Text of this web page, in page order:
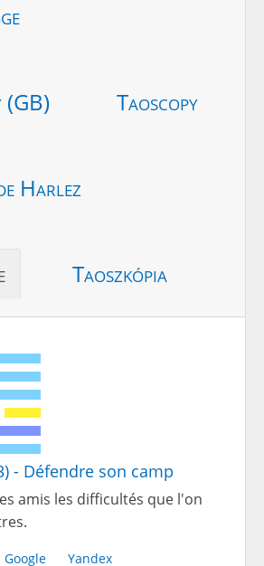
(GB) Taoscopy
Harlez
Taoszkópia
- Défendre son camp
amis les difficultés que l'on
Google Yandex